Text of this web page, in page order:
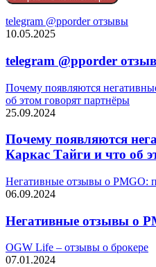
telegram @pporder отзывы
10.05.2025
telegram @pporder
Почему появляются
об этом говорят партнёры
25.09.2024
Почему появляются
Каркас Тайги и что об
Негативные отзывы о PMGO:
06.09.2024
Негативные отзывы о
OGW Life – отзывы о брокере
07.01.2024